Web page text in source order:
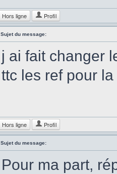
Hors ligne Profil
Sujet du message:
j ai fait changer
ttc les ref pour
Hors ligne Profil
Sujet du message:
Pour ma part,